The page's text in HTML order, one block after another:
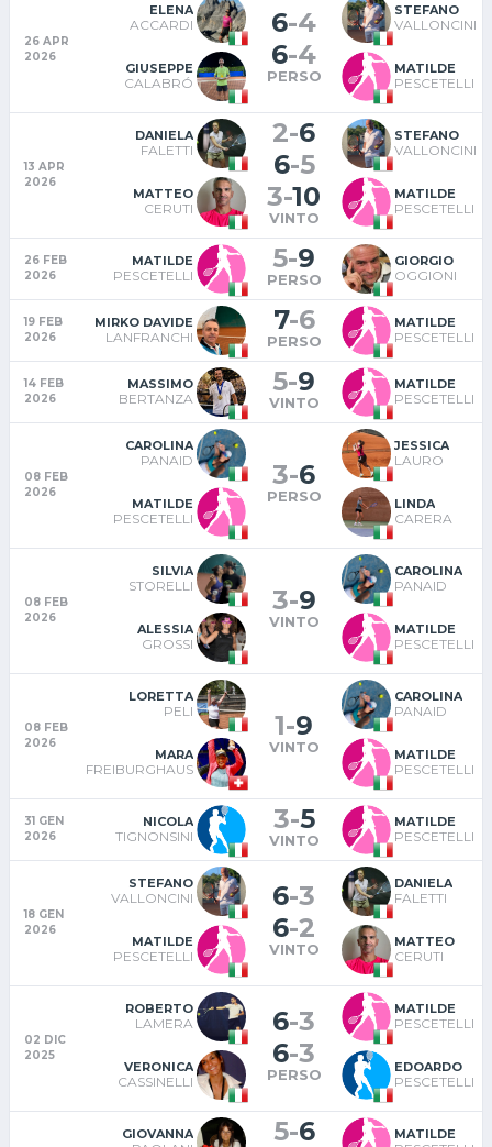
26 APR
2026
ELENA
ACCARDI
GIUSEPPE
CALABRÓ
6-4
6-4
PERSO
STEFANO
VALLONCINI
MATILDE
PESCETELLI
13 APR
2026
DANIELA
FALETTI
MATTEO
CERUTI
2-6
6-5
3-10
VINTO
STEFANO
VALLONCINI
MATILDE
PESCETELLI
26 FEB
2026
MATILDE
PESCETELLI
5-9
PERSO
GIORGIO
OGGIONI
19 FEB
2026
MIRKO DAVIDE
LANFRANCHI
7-6
PERSO
MATILDE
PESCETELLI
14 FEB
2026
MASSIMO
BERTANZA
5-9
VINTO
MATILDE
PESCETELLI
08 FEB
2026
CAROLINA
PANAID
MATILDE
PESCETELLI
3-6
PERSO
JESSICA
LAURO
LINDA
CARERA
08 FEB
2026
SILVIA
STORELLI
ALESSIA
GROSSI
3-9
VINTO
CAROLINA
PANAID
MATILDE
PESCETELLI
08 FEB
2026
LORETTA
PELI
MARA
FREIBURGHAUS
1-9
VINTO
CAROLINA
PANAID
MATILDE
PESCETELLI
31 GEN
2026
NICOLA
TIGNONSINI
3-5
VINTO
MATILDE
PESCETELLI
18 GEN
2026
STEFANO
VALLONCINI
MATILDE
PESCETELLI
6-3
6-2
VINTO
DANIELA
FALETTI
MATTEO
CERUTI
02 DIC
2025
ROBERTO
LAMERA
VERONICA
CASSINELLI
6-3
6-3
PERSO
MATILDE
PESCETELLI
EDOARDO
PESCETELLI
GIOVANNA 5-6 MATILDE